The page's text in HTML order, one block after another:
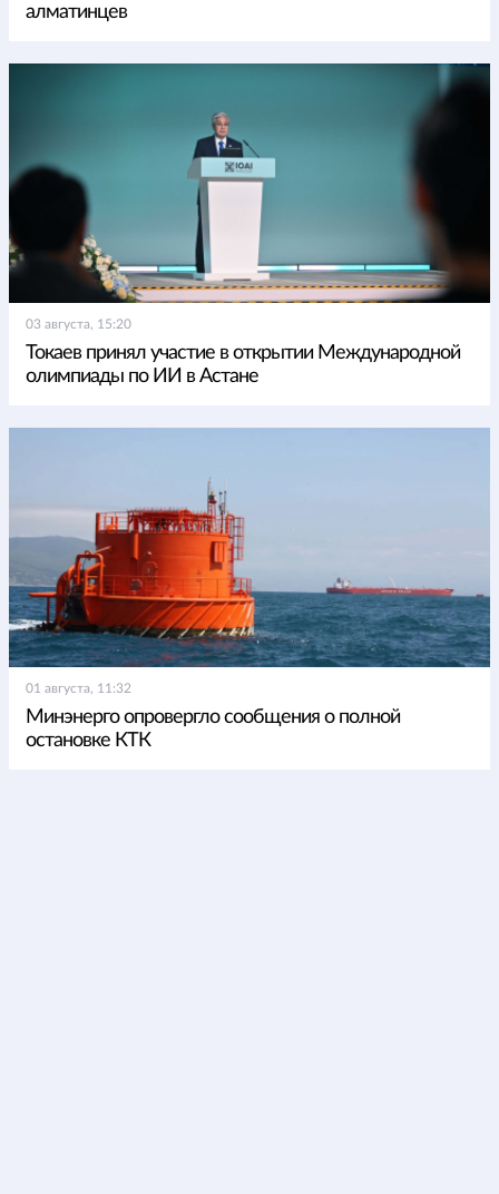
алматинцев
03 августа, 15:20
Токаев принял участие в открытии Международной
олимпиады по ИИ в Астане
01 августа, 11:32
Минэнерго опровергло сообщения о полной
остановке КТК